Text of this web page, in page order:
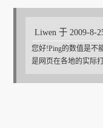
Liwen 于 2009-8-
您好!Ping的数值是不
是网页在各地的实际